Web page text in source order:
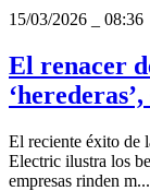
15/03/2026
08:36
El renacer
El reciente éxito de
Electric ilustra los
empresas rinden m...